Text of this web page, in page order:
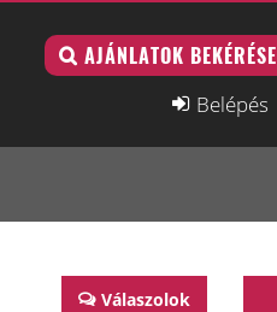
AJÁNLATOK BEKÉRÉSE
Belépés
Válaszolok